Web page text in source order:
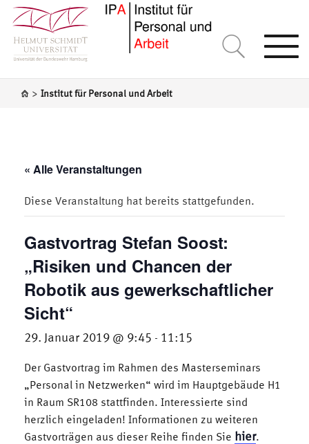
> Institut für Personal und Arbeit
« Alle Veranstaltungen
Diese Veranstaltung hat bereits stattgefunden.
Gastvortrag Stefan Soost:
„Risiken und Chancen der
Robotik aus gewerkschaftlicher
Sicht“
29. Januar 2019 @ 9:45 - 11:15
Der Gastvortrag im Rahmen des Masterseminars
„Personal in Netzwerken“ wird im Hauptgebäude H1
in Raum SR108 stattfinden. Interessierte sind
herzlich eingeladen! Informationen zu weiteren
Gastvorträgen aus dieser Reihe finden Sie hier.